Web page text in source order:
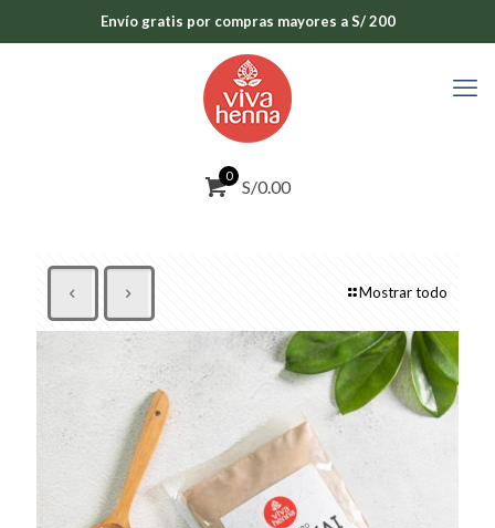
Envío gratis por compras mayores a S/ 200
0
S/0.00
Mostrar todo